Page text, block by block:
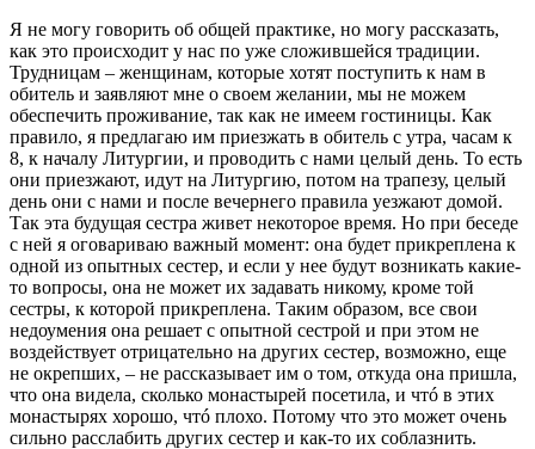
Я не могу говорить об общей практике, но могу рассказать,
как это происходит у нас по уже сложившейся традиции.
Трудницам – женщинам, которые хотят поступить к нам в
обитель и заявляют мне о своем желании, мы не можем
обеспечить проживание, так как не имеем гостиницы. Как
правило, я предлагаю им приезжать в обитель с утра, часам к
8, к началу Литургии, и проводить с нами целый день. То есть
они приезжают, идут на Литургию, потом на трапезу, целый
день они с нами и после вечернего правила уезжают домой.
Так эта будущая сестра живет некоторое время. Но при беседе
с ней я оговариваю важный момент: она будет прикреплена к
одной из опытных сестер, и если у нее будут возникать какие-
то вопросы, она не может их задавать никому, кроме той
сестры, к которой прикреплена. Таким образом, все свои
недоумения она решает с опытной сестрой и при этом не
воздействует отрицательно на других сестер, возможно, еще
не окрепших, – не рассказывает им о том, откуда она пришла,
что она видела, сколько монастырей посетила, и чтó в этих
монастырях хорошо, чтó плохо. Потому что это может очень
сильно расслабить других сестер и как-то их соблазнить.